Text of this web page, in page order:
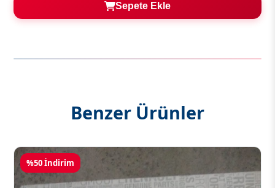
Sepete Ekle
Benzer Ürünler
%50 İndirim